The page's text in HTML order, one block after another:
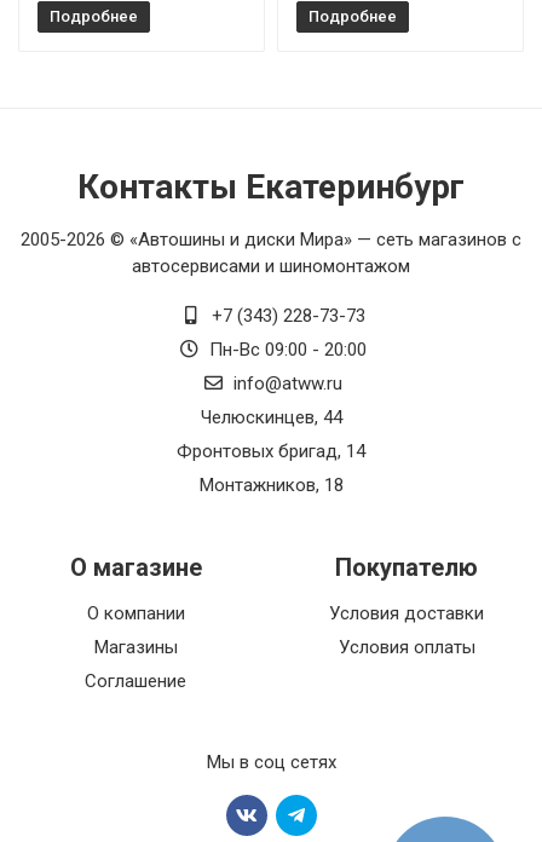
Подробнее Подробнее
Контакты Екатеринбург
2005-2026 © «Автошины и диски Мира» — сеть магазинов с
автосервисами и шиномонтажом
+7 (343) 228-73-73
Пн-Вс 09:00 - 20:00
info@atww.ru
Челюскинцев, 44
Фронтовых бригад, 14
Монтажников, 18
О магазине
О компании
Магазины
Соглашение
Покупателю
Условия доставки
Условия оплаты
Мы в соц сетях